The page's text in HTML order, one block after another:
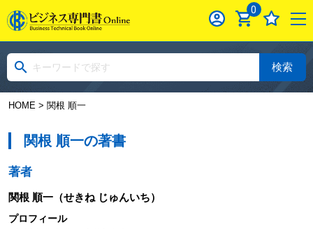
0
検索
HOME> 関根 順一
関根 順一の著書
著者
関根 順一（せきね じゅんいち）
プロフィール